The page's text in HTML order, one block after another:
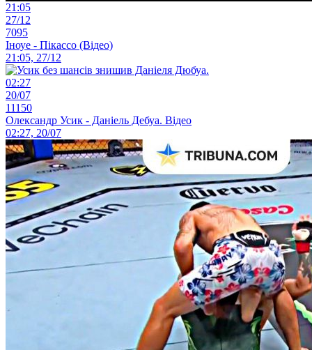
21:05
27/12
7095
Іноуе - Пікассо (Відео)
21:05, 27/12
02:27
20/07
11150
Олександр Усик - Даніель Дебуа. Відео
02:27, 20/07